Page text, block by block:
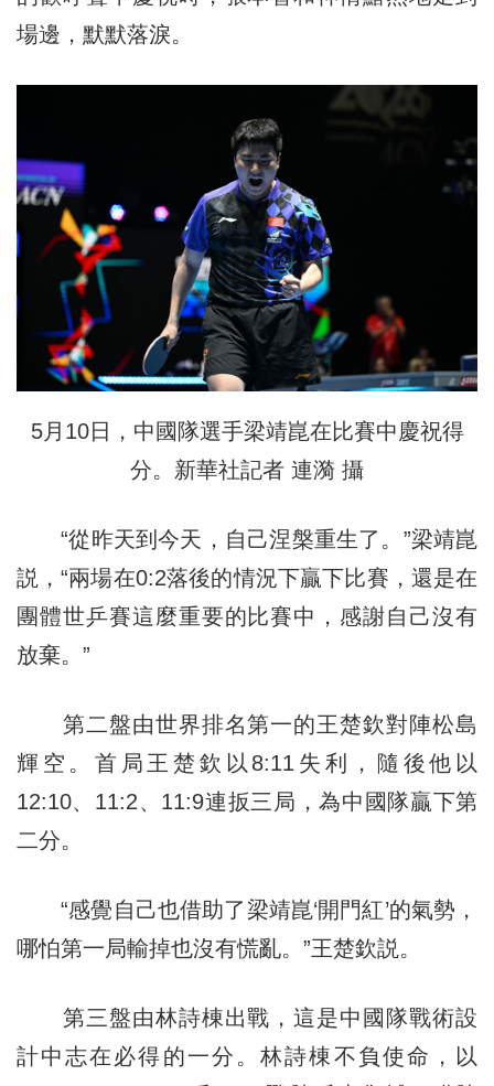
場邊，默默落淚。
5月10日，中國隊選手梁靖崑在比賽中慶祝得
分。新華社記者 連漪 攝
“從昨天到今天，自己涅槃重生了。”梁靖崑
説，“兩場在0:2落後的情況下贏下比賽，還是在
團體世乒賽這麼重要的比賽中，感謝自己沒有
放棄。”
第二盤由世界排名第一的王楚欽對陣松島
輝空。首局王楚欽以8:11失利，隨後他以
12:10、11:2、11:9連扳三局，為中國隊贏下第
二分。
“感覺自己也借助了梁靖崑‘開門紅’的氣勢，
哪怕第一局輸掉也沒有慌亂。”王楚欽説。
第三盤由林詩棟出戰，這是中國隊戰術設
計中志在必得的一分。林詩棟不負使命，以